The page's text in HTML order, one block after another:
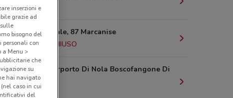
10.4 km
Strada Statale, 87 Marcanise
13.9 km
CHIUSO
Via Cis Interporto Di Nola Boscofangone Di
Nola
14.5 km
inserzioni e
grazie ad
bisogno del
personali con
a Menu >
che
su
hai navigato
caso in cui
del